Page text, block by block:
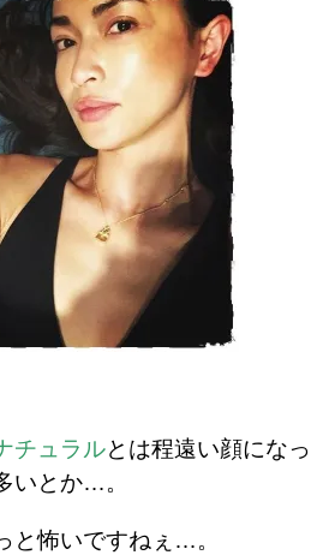
チュラルとは程遠い顔になっ
いとか…。
と怖いですねぇ…。